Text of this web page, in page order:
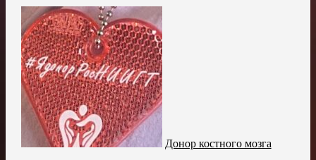
Донор костного мозга